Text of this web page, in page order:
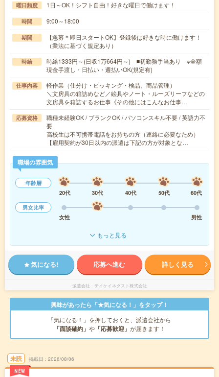
曜日頻度 1日～OK！シフト自由！好きな曜日で働けます！
時間 9:00～18:00
期間
【急募＊即日スタートOK】登録後は好きな時に働けます！
（業法に基づく規定あり）
時給
時給1333円～(日収1万664円～) ■初勤務手当あり ※全額
現金手渡し・日払い・週払いOK(規定有)
仕事内容
軽作業（仕分け・ピッキング・検品、商品管理）
＼文房具の箱詰めなど／絵具やノート・ルーズリーフなどの
文房具を箱詰するお仕事《その他にはこんなお仕事…
応募資格
職種未経験OK / ブランクOK / パソコンスキル不要 / 英語力不
要
高校生は不可携帯電話をお持ちの方（連絡に必要なため）
【雇用契約が30日以内の派遣は下記の方が対象とな…
職場の雰囲気
年齢層
20代
30代 40代 50代
60代
男女比率
女性
男性
もっと見る
気になる! 応募へ進む 詳しく見る
派遣会社 テイケイネクスト株式会社
興味があったら「★気になる！」をタップ！
「気になる！」を押しておくと、派遣会社から
「面談確約」 や 「応募歓迎」 が届きます！
未読
NEW
掲載日 2026/08/06